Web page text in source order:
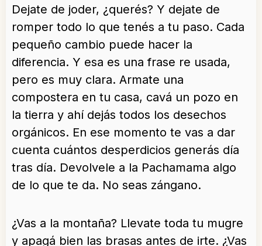
Dejate de joder, ¿querés? Y dejate de
romper todo lo que tenés a tu paso. Cada
pequeño cambio puede hacer la
diferencia. Y esa es una frase re usada,
pero es muy clara. Armate una
compostera en tu casa, cavá un pozo en
la tierra y ahí dejás todos los desechos
orgánicos. En ese momento te vas a dar
cuenta cuántos desperdicios generás día
tras día. Devolvele a la Pachamama algo
de lo que te da. No seas zángano.
¿Vas a la montaña? Llevate toda tu mugre
y apagá bien las brasas antes de irte. ¿Vas